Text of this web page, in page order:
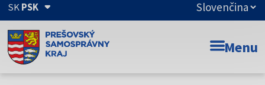
SKPSK
Doména psk.sk je oficiálna
Toto je oficiálna webová stránka Prešovského
Menu